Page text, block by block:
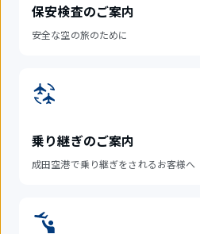
保安検査のご案内
安全な空の旅のために
乗り継ぎのご案内
成田空港で乗り継ぎをされるお客様へ